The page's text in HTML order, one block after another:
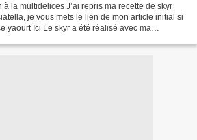
repris ma recette de skyr
je vous mets le lien de mon article initial si
yaourt Ici Le skyr a été réalisé avec ma